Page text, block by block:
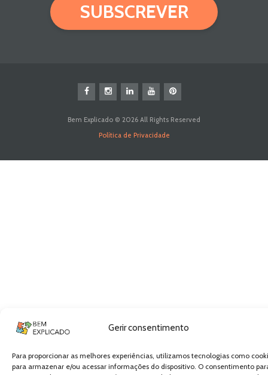
Gerir consentimento
Para proporcionar as melhores experiências, utilizamos tecnologias como
para armazenar e/ou acessar informações do dispositivo. O consentimento
SUBSCREVER
Bem Explicado © 2026 All Rights Reserved
Política de Privacidade